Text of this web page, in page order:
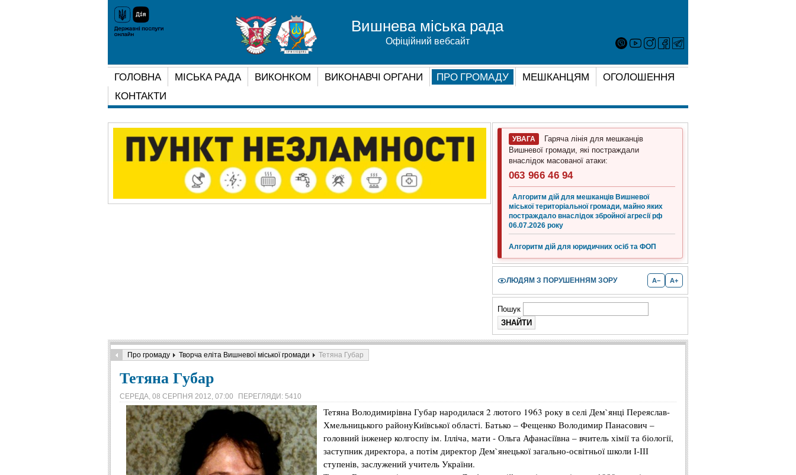
ГОЛОВНА МІСЬКА РАДА ВИКОНКОМ ВИКОНАВЧІ ОРГАНИ ПРО ГРОМАДУ МЕШКАНЦЯМ
ОГОЛОШЕННЯ
КОНТАКТИ
Вишнева міська рада
Офіційний вебсайт
УВАГА
Гаряча лінія для мешканців
Вишневої громади, які постраждали
внаслідок масованої атаки:
063 966 46 94
Алгоритм дій для мешканців Вишневої
міської територіальної громади, майно яких
постраждало внаслідок збройної агресії рф
06.07.2026 року
Алгоритм дій для юридичних осіб та ФОП
ЛЮДЯМ З ПОРУШЕННЯМ ЗОРУ A− A+
Пошук
Про громаду Творча еліта Вишневої міської громади Тетяна Губар
Тетяна Губар
СЕРЕДА, 08 СЕРПНЯ 2012, 07:00 ПЕРЕГЛЯДИ: 5410
Тетяна Володимирівна Губар народилася 2 лютого 1963 року в селі Дем`янці Переяслав-
Хмельницького районуКиївської області. Батько – Фещенко Володимир Панасович –
головний інженер колгоспу ім. Ілліча, мати - Ольга Афанасіївна – вчитель хімії та біології,
заступник директора, а потім директор Дем`янецької загально-освітньої школи І-ІІІ
ступенів, заслужений учитель України.